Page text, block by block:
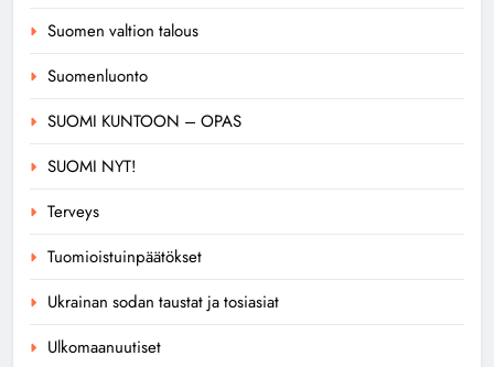
Suomen valtion talous
Suomenluonto
SUOMI KUNTOON – OPAS
SUOMI NYT!
Terveys
Tuomioistuinpäätökset
Ukrainan sodan taustat ja tosiasiat
Ulkomaanuutiset